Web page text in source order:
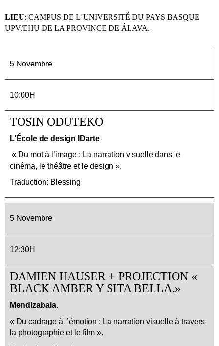
LIEU: CAMPUS DE L´UNIVERSITÉ DU PAYS BASQUE
UPV/EHU DE LA PROVINCE DE ÁLAVA.
5 Novembre
10:00H
TOSIN ODUTEKO
L’École de design IDarte
« Du mot à l’image : La narration visuelle dans le
cinéma, le théâtre et le design ».
Traduction: Blessing
5 Novembre
12:30H
DAMIEN HAUSER + PROJECTION «
BLACK AMBER Y SITA BELLA.»
Mendizabala.
« Du cadrage à l’émotion : La narration visuelle à travers
la photographie et le film ».